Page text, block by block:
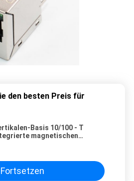
den besten Preis für
Basis 10/100 - T
magnetischen
Fortsetzen